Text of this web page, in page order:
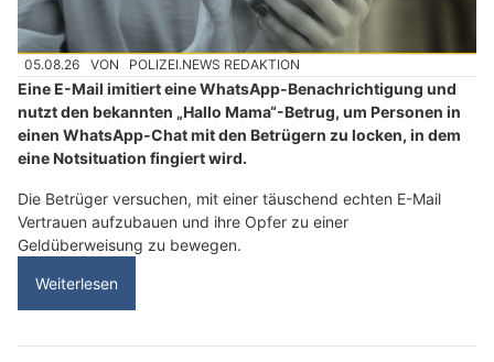
05.08.26 VON POLIZEI.NEWS REDAKTION
Eine E-Mail imitiert eine WhatsApp-Benachrichtigung und
nutzt den bekannten „Hallo Mama“-Betrug, um Personen in
einen WhatsApp-Chat mit den Betrügern zu locken, in dem
eine Notsituation fingiert wird.
Die Betrüger versuchen, mit einer täuschend echten E-Mail
Vertrauen aufzubauen und ihre Opfer zu einer
Geldüberweisung zu bewegen.
Weiterlesen